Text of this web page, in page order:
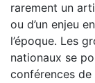
rarement un
ou d’un enjeu
l’époque. Les
nationaux se
conférences